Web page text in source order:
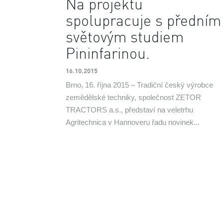
Na projektu
spolupracuje s předním
světovým studiem
Pininfarinou.
16.10.2015
Brno, 16. října 2015 – Tradiční český výrobce
zemědělské techniky, společnost ZETOR
TRACTORS a.s., představí na veletrhu
Agritechnica v Hannoveru řadu novinek...